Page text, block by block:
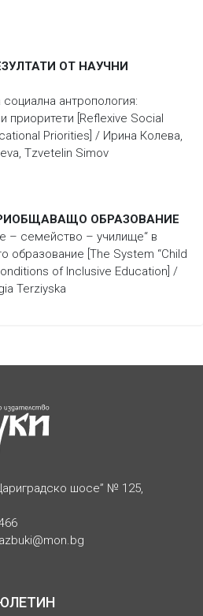
ОТ НАУЧНИ
антропология:
приоритети [Reflexive Social
Priorities] / Ирина Колева,
Tzvetelin Simov
ПРИОБЩАВАЩО ОБРАЗОВАНИЕ
– семейство – училище“ в
образование [The System “Child
of Inclusive Education] /
Terziyska
шосе” № 125,
azbuki@mon.bg